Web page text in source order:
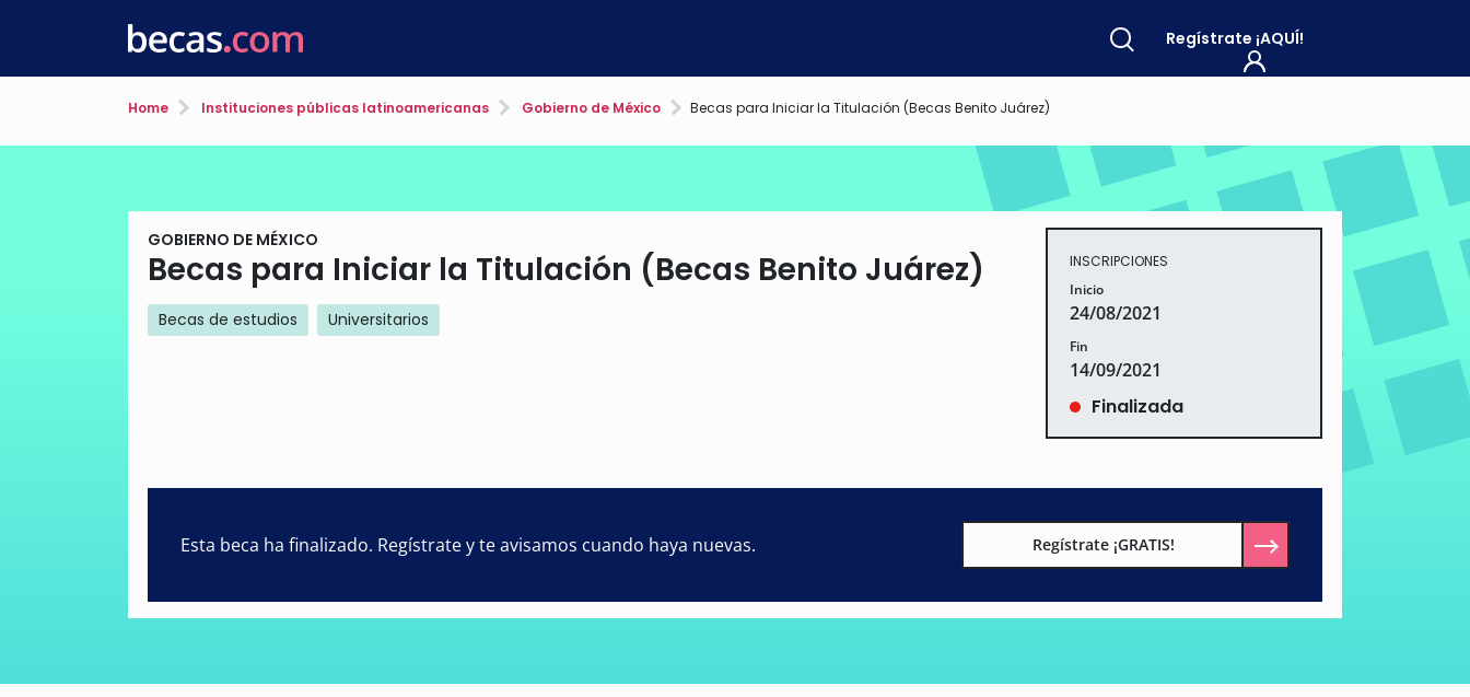
Regístrate ¡AQUÍ!
Home Instituciones públicas latinoamericanas Gobierno de México Becas para Iniciar la Titulación (Becas Benito Juárez)
GOBIERNO DE MÉXICO
Becas para Iniciar la Titulación (Becas Benito Juárez)
Becas de estudios Universitarios
INSCRIPCIONES
Inicio
24/08/2021
Fin
14/09/2021
Finalizada
Esta beca ha finalizado. Regístrate y te avisamos cuando haya nuevas. Regístrate ¡GRATIS!